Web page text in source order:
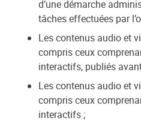
d’une démarche
tâches effectuées par
Les contenus audio et
compris ceux
interactifs, publiés
Les contenus audio et
compris ceux
interactifs ;